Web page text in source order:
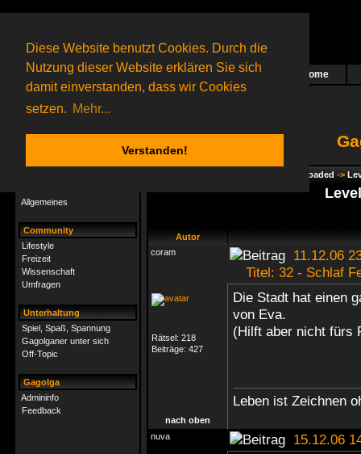
Diese Website benutzt Cookies. Durch die
Nutzung dieser Website erklären Sie sich
damit einverstanden, dass wir Cookies
setzen. Mehr...
Verstanden!
Das nächste Rätsel ist in Arbeit Home
70 Gagolganeronline(0 registrierte und 70 Gäste)
Gagolganer:
9732Rätsel online:
Allgemeines
Community
Lifestyle
Freizeit
Wissenschaft
Umfragen
Unterhaltung
Spiel, Spaß, Spannung
Gagolganer unter sich
Off-Topic
Gagolga
Admininfo
Feedback
Gagolga - Reloaded ->
Autor
coram
11.12.06
Titel: 32 - Schlaf
Rätsel: 218
Beiträge: 427
Die Stadt hat einen
von Eva.
(Hilft aber nicht fürs
Leben ist Zeichnen
nach oben
nuva
15.12.06